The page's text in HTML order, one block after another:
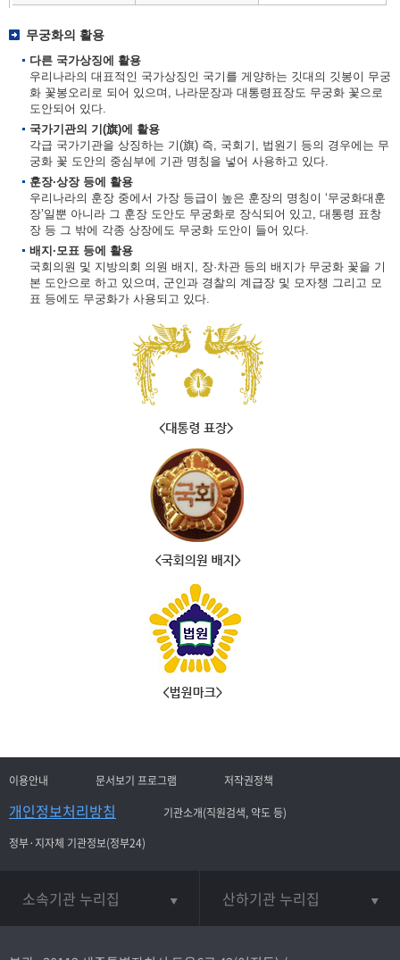
무궁화의 활용
다른 국가상징에 활용
우리나라의 대표적인 국가상징인 국기를 게양하는 깃대의 깃봉이 무궁
화 꽃봉오리로 되어 있으며, 나라문장과 대통령표장도 무궁화 꽃으로
도안되어 있다.
국가기관의 기(旗)에 활용
각급 국가기관을 상징하는 기(旗) 즉, 국회기, 법원기 등의 경우에는 무
궁화 꽃 도안의 중심부에 기관 명칭을 넣어 사용하고 있다.
훈장·상장 등에 활용
우리나라의 훈장 중에서 가장 등급이 높은 훈장의 명칭이 ‘무궁화대훈
장’일뿐 아니라 그 훈장 도안도 무궁화로 장식되어 있고, 대통령 표창
장 등 그 밖에 각종 상장에도 무궁화 도안이 들어 있다.
배지·모표 등에 활용
국회의원 및 지방의회 의원 배지, 장·차관 등의 배지가 무궁화 꽃을 기
본 도안으로 하고 있으며, 군인과 경찰의 계급장 및 모자챙 그리고 모
표 등에도 무궁화가 사용되고 있다.
이용안내 문서보기 프로그램 저작권정책
개인정보처리방침
기관소개(직원검색, 약도 등)
정부·지자체 기관정보(정부24)
소속기관 누리집 산하기관 누리집